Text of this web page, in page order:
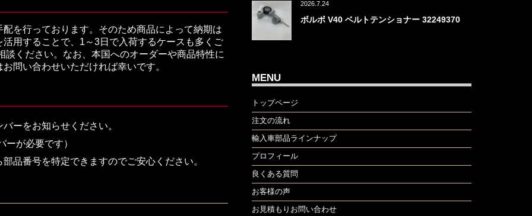
を行っております。そのため商品によって納期は
用することで、1～3日で入荷するケースも多くご
ください。なお、本国へのオーダーや商品特性に
問い合わせいただければ幸いです。
ーをお知らせください。
が必要です）
品番号を特定できますのでご安心ください。
2026.7.24
ボルボ V40 ベルトテンショナー 32249370
MENU
トップページ
注文の流れ
輸入車部品ラインナップ
プロフィール
良くある質問
お客様の声
お見積もりお問い合わせ